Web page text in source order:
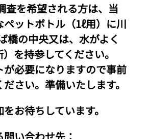
ペットボトル（1ℓ用）に川
橋の中央又は、水がよく
を持参してください。
が必要になりますので事前
さい。準備いたします。
お待ちしています。